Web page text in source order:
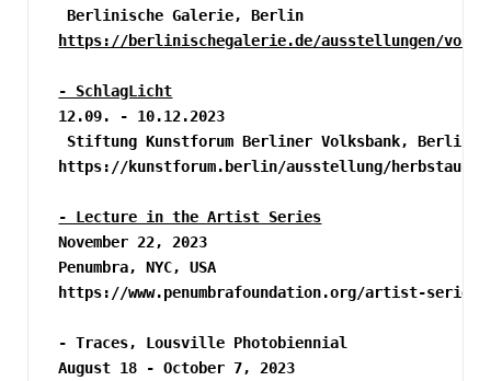
Berlinische Galerie, Berlin
https://berlinischegalerie.de/ausstellungen/
- SchlagLicht
12.09. - 10.12.2023
Stiftung Kunstforum Berliner Volksbank, Berlin
https://kunstforum.berlin/ausstellung/
- Lecture in the Artist Series
November 22, 2023
Penumbra, NYC, USA
https://www.penumbrafoundation.org/artist-series-
- Traces, Lousville Photobiennial
August 18 - October 7, 2023